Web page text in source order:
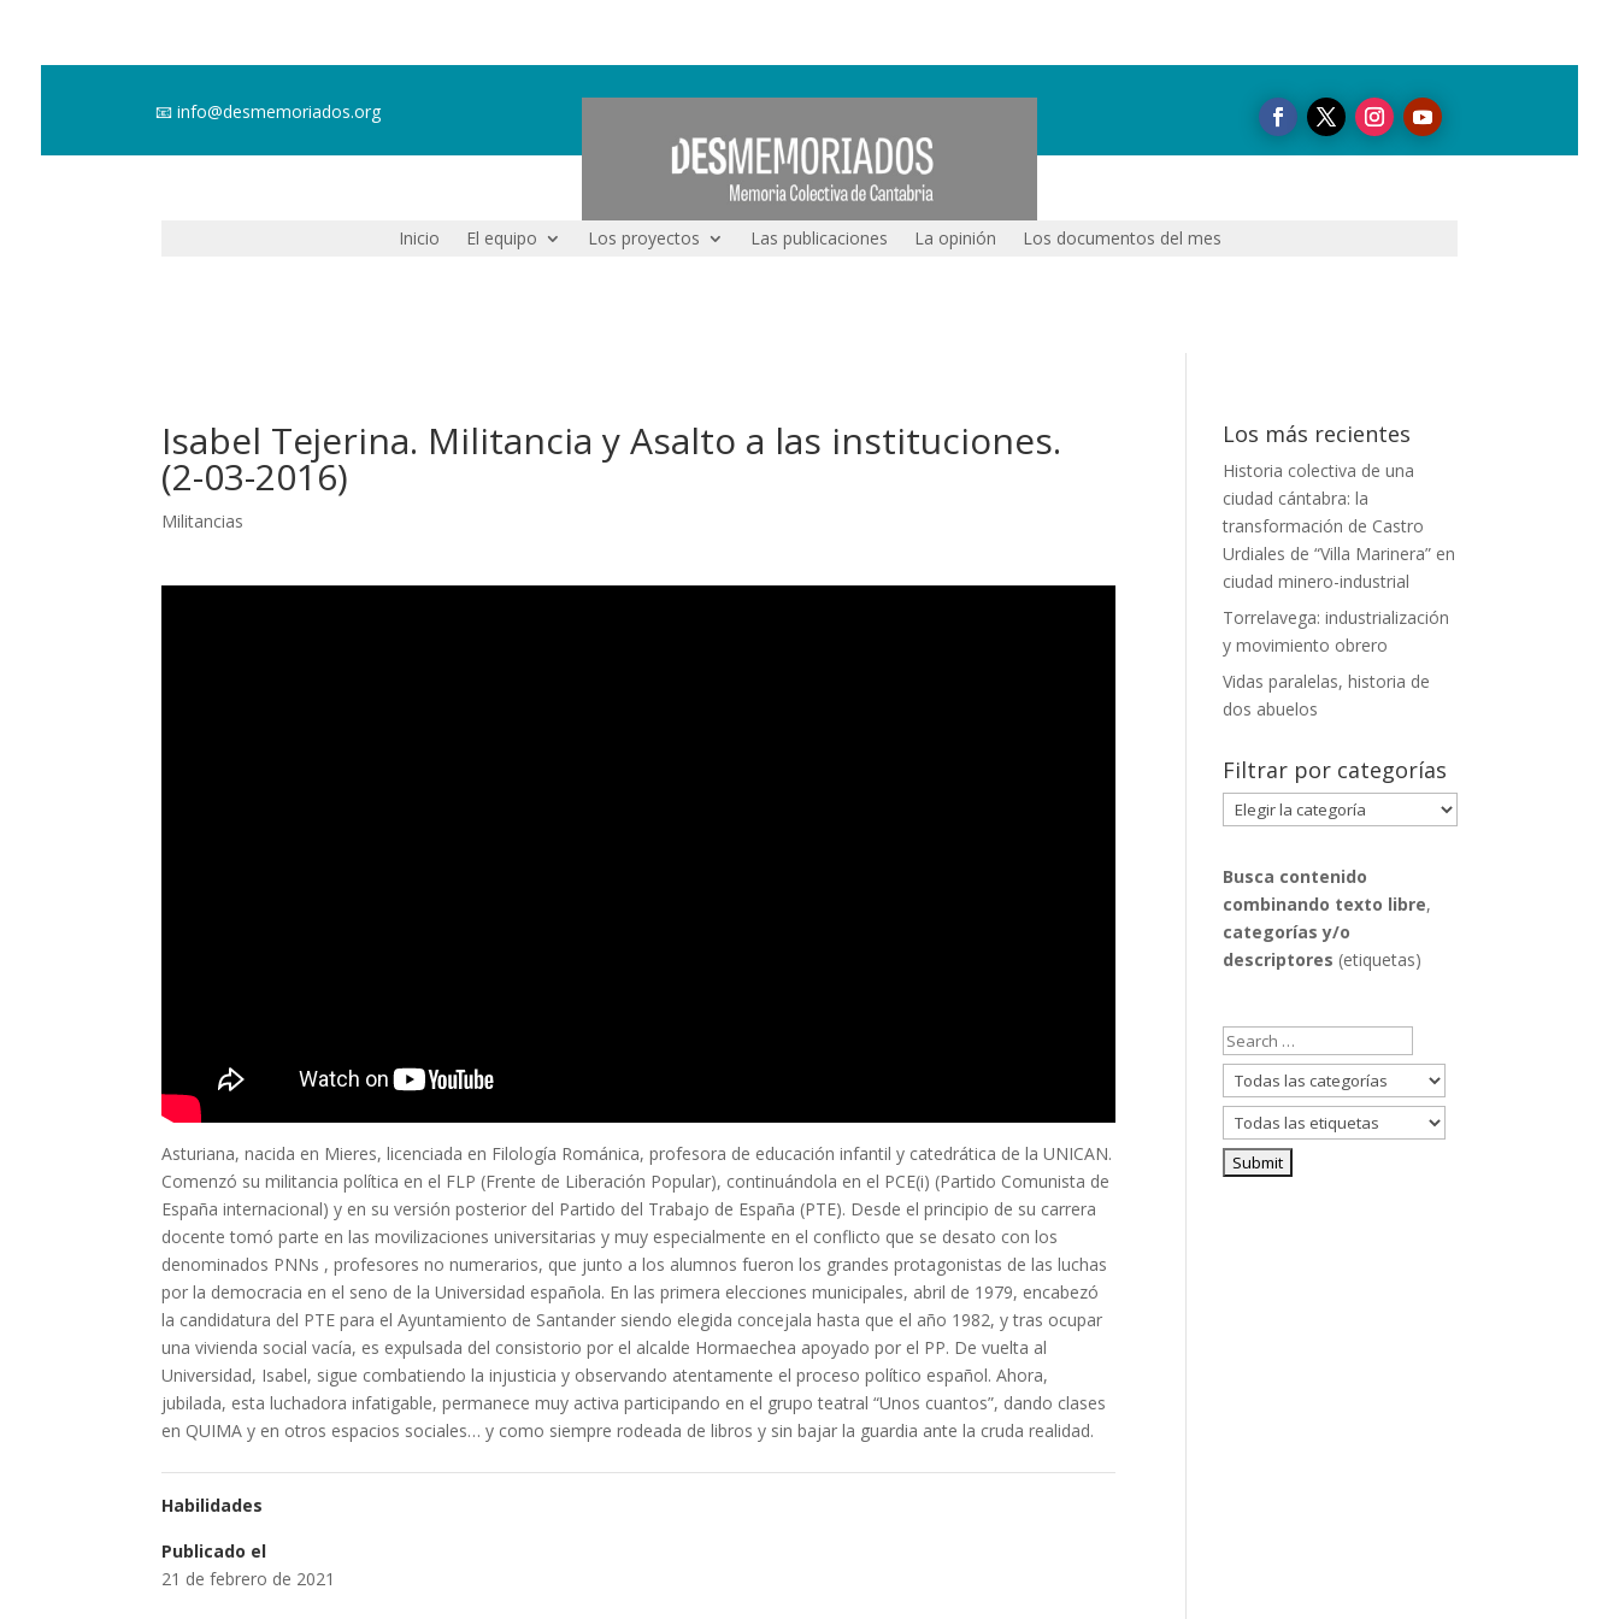
📧info@desmemoriados.org
Inicio El equipo Los proyectos Las publicaciones La opinión Los documentos del mes
Isabel Tejerina. Militancia y Asalto a las instituciones.
(2-03-2016)
Militancias
Asturiana, nacida en Mieres, licenciada en Filología Románica, profesora de educación infantil y catedrática de la UNICAN.
Comenzó su militancia política en el FLP (Frente de Liberación Popular), continuándola en el PCE(i) (Partido Comunista de
España internacional) y en su versión posterior del Partido del Trabajo de España (PTE). Desde el principio de su carrera
docente tomó parte en las movilizaciones universitarias y muy especialmente en el conflicto que se desato con los
denominados PNNs , profesores no numerarios, que junto a los alumnos fueron los grandes protagonistas de las luchas
por la democracia en el seno de la Universidad española. En las primera elecciones municipales, abril de 1979, encabezó
la candidatura del PTE para el Ayuntamiento de Santander siendo elegida concejala hasta que el año 1982, y tras ocupar
una vivienda social vacía, es expulsada del consistorio por el alcalde Hormaechea apoyado por el PP. De vuelta al
Universidad, Isabel, sigue combatiendo la injusticia y observando atentamente el proceso político español. Ahora,
jubilada, esta luchadora infatigable, permanece muy activa participando en el grupo teatral “Unos cuantos”, dando clases
en QUIMA y en otros espacios sociales… y como siempre rodeada de libros y sin bajar la guardia ante la cruda realidad.
Habilidades
Publicado el
21 de febrero de 2021
Los más recientes
Historia colectiva de una
ciudad cántabra: la
transformación de Castro
Urdiales de “Villa Marinera” en
ciudad minero-industrial
Torrelavega: industrialización
y movimiento obrero
Vidas paralelas, historia de
dos abuelos
Filtrar por categorías
Filtrar
por
Busca contenido
combinando texto libre,
categorías y/o
descriptores (etiquetas)